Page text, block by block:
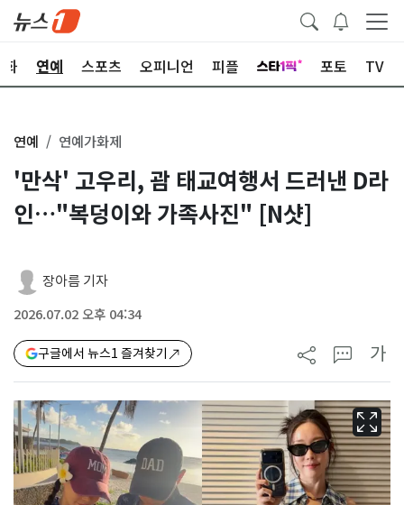
화 연예 스포츠 오피니언 피플 포토 TV
연예 연예가화제
'만삭' 고우리, 괌 태교여행서 드러낸 D라
인…"복덩이와 가족사진" [N샷]
장아름 기자
2026.07.02 오후 04:34
구글에서 뉴스1 즐겨찾기 가